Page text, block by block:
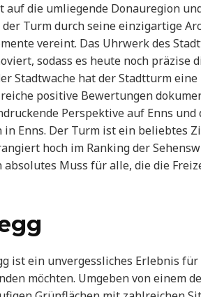
auf die umliegende Donauregion
Turm durch seine einzigartige
vereint. Das Uhrwerk des
sodass es heute noch präzise
Stadtwache hat der Stadtturm
positive Bewertungen
Perspektive auf Enns
Enns. Der Turm ist ein beliebtes
hoch im Ranking der
absolutes Muss für alle, die die
ist ein unvergessliches Erlebnis
möchten. Umgeben von einem